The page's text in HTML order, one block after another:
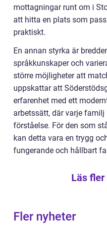
mottagningar runt om i
att hitta en plats som
praktiskt.
En annan styrka är
språkkunskaper och
större möjligheter att
uppskattar att
erfarenhet med ett
arbetssätt, där varje
förståelse. För den som
kan detta vara en trygg
fungerande och hållbart
Läs
Fler nyheter